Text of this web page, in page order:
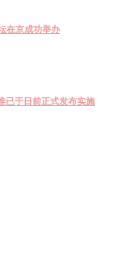
在京成功举办
已于日前正式发布实施